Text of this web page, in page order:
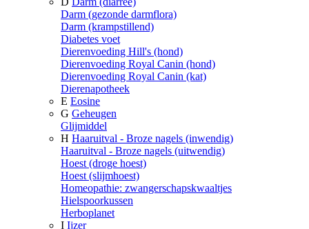
Darm (gezonde darmflora)
Darm (krampstillend)
Diabetes voet
Dierenvoeding Hill's (hond)
Dierenvoeding Royal Canin (hond)
Dierenvoeding Royal Canin (kat)
Dierenapotheek
E Eosine
G Geheugen
Glijmiddel
H Haaruitval - Broze nagels (inwendig)
Haaruitval - Broze nagels (uitwendig)
Hoest (droge hoest)
Hoest (slijmhoest)
Homeopathie: zwangerschapskwaaltjes
Hielspoorkussen
Herboplanet
I Ijzer